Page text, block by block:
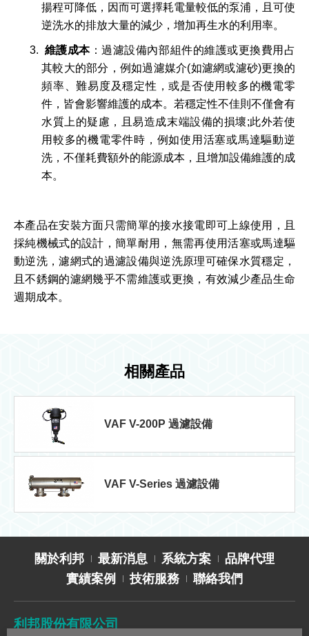
揚程可降低，因而可選擇耗電量較低的泵浦，且可使
逆洗水的排放大量的減少，增加再生水的利用率。
維護成本：過濾設備內部組件的維護或更換費用占
其較大的部分，例如過濾媒介(如濾網或濾砂)更換的
頻率、難易度及穩定性，或是否使用較多的機電零
件，皆會影響維護的成本。若穩定性不佳則不僅會有
水質上的疑慮，且易造成末端設備的損壞;此外若使
用較多的機電零件時，例如使用活塞或馬達驅動逆
洗，不僅耗費額外的能源成本，且增加設備維護的成
本。
本產品在安裝方面只需簡單的接水接電即可上線使用，且
採純機械式的設計，簡單耐用，無需再使用活塞或馬達驅
動逆洗，濾網式的過濾設備與逆洗原理可確保水質穩定，
且不銹鋼的濾網幾乎不需維護或更換，有效減少產品生命
週期成本。
相關產品
VAF V-200P 過濾設備
VAF V-Series 過濾設備
關於利邦 最新消息 系統方案
品牌代理
實績案例
技術服務 聯絡我們
利邦股份有限公司